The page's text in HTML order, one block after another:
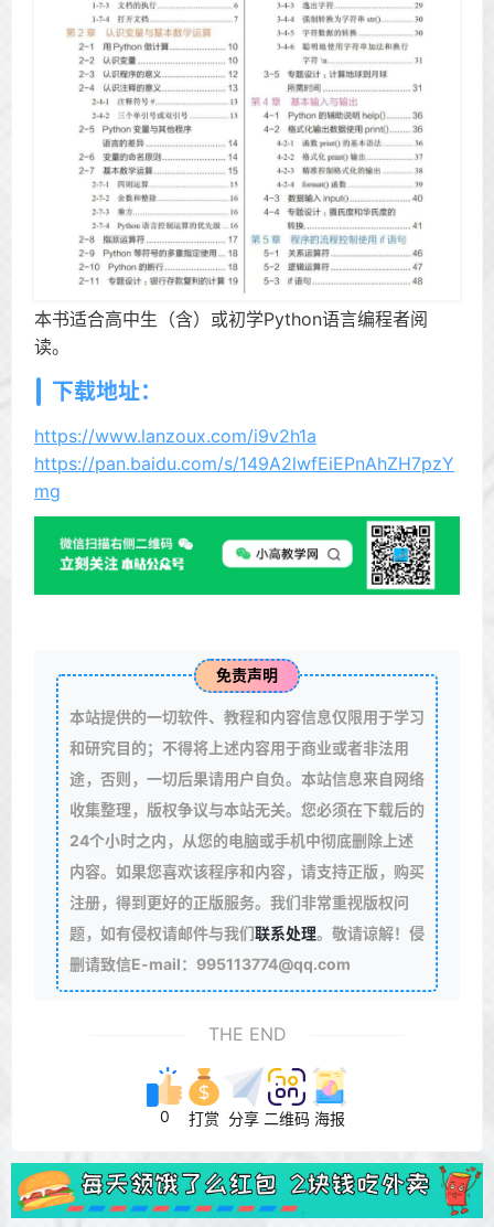
本书适合高中生（含）或初学Python语言编程者阅
读。
下载地址：
https://www.lanzoux.com/i9v2h1a
https://pan.baidu.com/s/149A2lwfEiEPnAhZH7pzY
mg
免责声明
本站提供的一切软件、教程和内容信息仅限用于学习
和研究目的；不得将上述内容用于商业或者非法用
途，否则，一切后果请用户自负。本站信息来自网络
收集整理，版权争议与本站无关。您必须在下载后的
24个小时之内，从您的电脑或手机中彻底删除上述
内容。如果您喜欢该程序和内容，请支持正版，购买
注册，得到更好的正版服务。我们非常重视版权问
题，如有侵权请邮件与我们联系处理。敬请谅解！侵
删请致信E-mail：995113774@qq.com
THE END
0 打赏 分享 二维码 海报